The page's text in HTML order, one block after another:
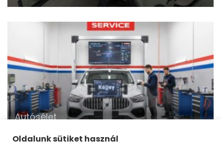
Autósélet
világa és a precíziós kalibrálás jövője
Oldalunk sütiket használ